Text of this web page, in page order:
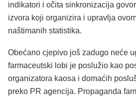
indikatori i očita sinkronizacija
izvora koji organizira i upravlja
naštimanih statistika.
Obećano cjepivo još zadugo neće
farmaceutski lobi je poslužio kao
organizatora kaosa i domaćih
preko PR agencija. Propaganda